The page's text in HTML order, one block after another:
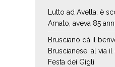
Lutto ad Avella: è
Amato, aveva 85 anni
Brusciano dà il
Bruscianese: al via
Festa dei Gigli